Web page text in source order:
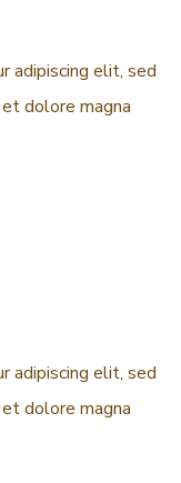
adipiscing elit, sed
dolore magna
adipiscing elit, sed
dolore magna